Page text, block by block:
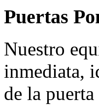
Puertas
Nuestro
inmediata,
de la